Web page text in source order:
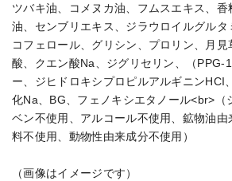
ツバキ油、コメヌカ油、フムスエキス、
油、センブリエキス、ジラウロイルグルタ
コフェロール、グリシン、プロリン、月
酸、クエン酸Na、ジグリセリン、（PPG-
ー、ジヒドロキシプロピルアルギニンHCI
化Na、BG、フェノキシエタノール<br>（
ベン不使用、アルコール不使用、鉱物油
料不使用、動物性由来成分不使用）
（画像はイメージです）